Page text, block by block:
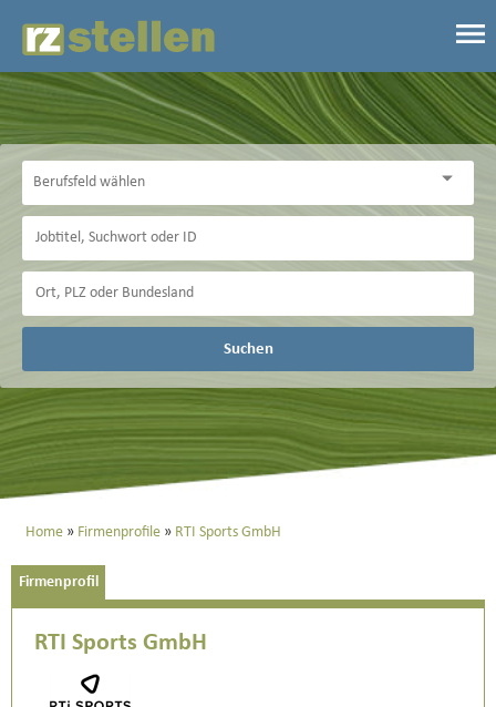
Suchen
Home Firmenprofile RTI Sports GmbH
Firmenprofil
RTI Sports GmbH